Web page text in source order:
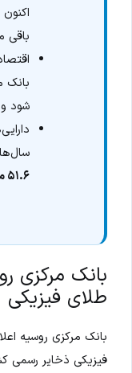
باقی
بانک
شود
۵۱.۶ میلیارد دلار
بانک مرکزی
طلای فیزیکی
بانک مرکزی روسیه
فیزیکی ذخایر رسمی